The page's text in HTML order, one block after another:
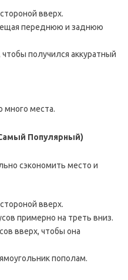
вверх.
переднюю и заднюю
получился аккуратный
много места.
Популярный)
сэкономить место и
вверх.
примерно на треть вниз.
вверх, чтобы она
пополам.